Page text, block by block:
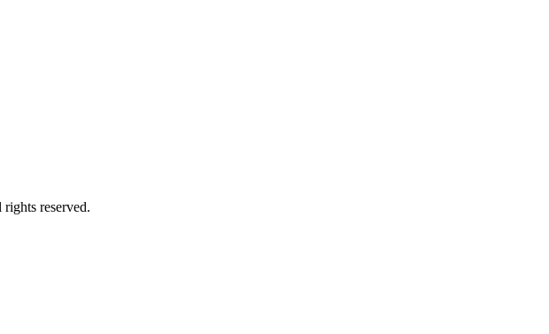
reserved.